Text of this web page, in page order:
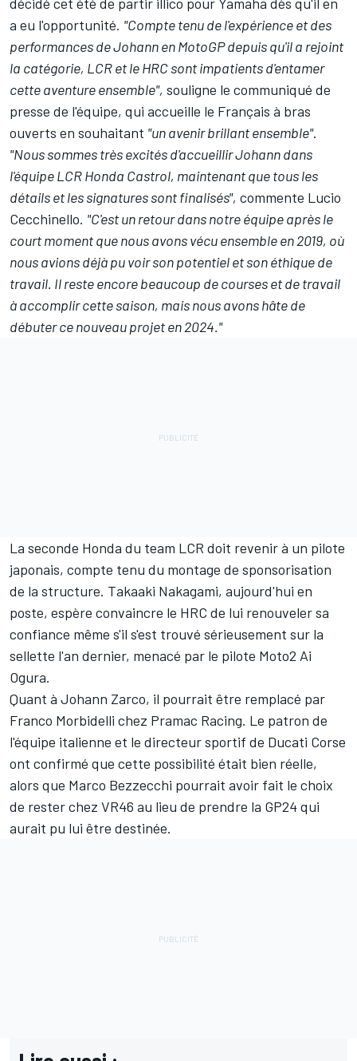
décidé cet été de partir illico pour Yamaha dès qu'il en
a eu l'opportunité. "Compte tenu de l'expérience et des
performances de Johann en MotoGP depuis qu'il a rejoint
la catégorie, LCR et le HRC sont impatients d'entamer
cette aventure ensemble", souligne le communiqué de
presse de l'équipe, qui accueille le Français à bras
ouverts en souhaitant "un avenir brillant ensemble".
"Nous sommes très excités d'accueillir Johann dans
l'équipe LCR Honda Castrol, maintenant que tous les
détails et les signatures sont finalisés", commente Lucio
Cecchinello. "C'est un retour dans notre équipe après le
court moment que nous avons vécu ensemble en 2019, où
nous avions déjà pu voir son potentiel et son éthique de
travail. Il reste encore beaucoup de courses et de travail
à accomplir cette saison, mais nous avons hâte de
débuter ce nouveau projet en 2024."
La seconde Honda du team LCR doit revenir à un pilote
japonais, compte tenu du montage de sponsorisation
de la structure. Takaaki Nakagami, aujourd'hui en
poste, espère convaincre le HRC de lui renouveler sa
confiance même s'il s'est trouvé sérieusement sur la
sellette l'an dernier, menacé par le pilote Moto2 Ai
Ogura.
Quant à Johann Zarco, il pourrait être remplacé par
Franco Morbidelli chez Pramac Racing. Le patron de
l'équipe italienne et le directeur sportif de Ducati Corse
ont confirmé que cette possibilité était bien réelle,
alors que Marco Bezzecchi pourrait avoir fait le choix
de rester chez VR46 au lieu de prendre la GP24 qui
aurait pu lui être destinée.